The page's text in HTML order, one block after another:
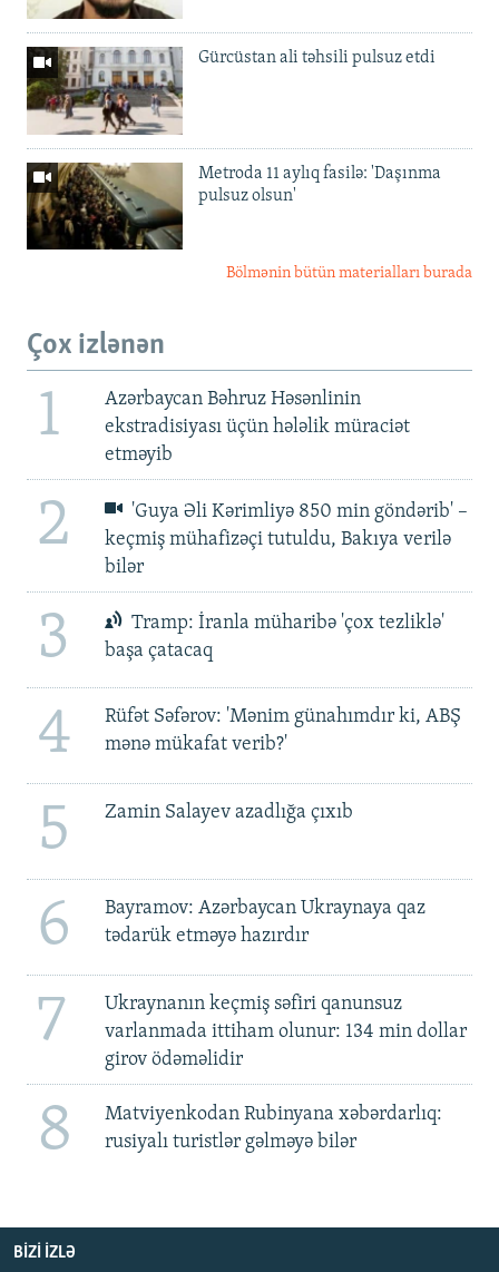
Gürcüstan ali təhsili pulsuz etdi
Metroda 11 aylıq fasilə: 'Daşınma
pulsuz olsun'
Bölmənin bütün materialları burada
Çox izlənən
1
Azərbaycan Bəhruz Həsənlinin
ekstradisiyası üçün hələlik müraciət
etməyib
2
'Guya Əli Kərimliyə 850 min göndərib' –
keçmiş mühafizəçi tutuldu, Bakıya verilə
bilər
3
Tramp: İranla müharibə 'çox tezliklə'
başa çatacaq
4
Rüfət Səfərov: 'Mənim günahımdır ki, ABŞ
mənə mükafat verib?'
5 Zamin Salayev azadlığa çıxıb
6
Bayramov: Azərbaycan Ukraynaya qaz
tədarük etməyə hazırdır
7
Ukraynanın keçmiş səfiri qanunsuz
varlanmada ittiham olunur: 134 min dollar
girov ödəməlidir
8
Matviyenkodan Rubinyana xəbərdarlıq:
rusiyalı turistlər gəlməyə bilər
BIZI IZLƏ